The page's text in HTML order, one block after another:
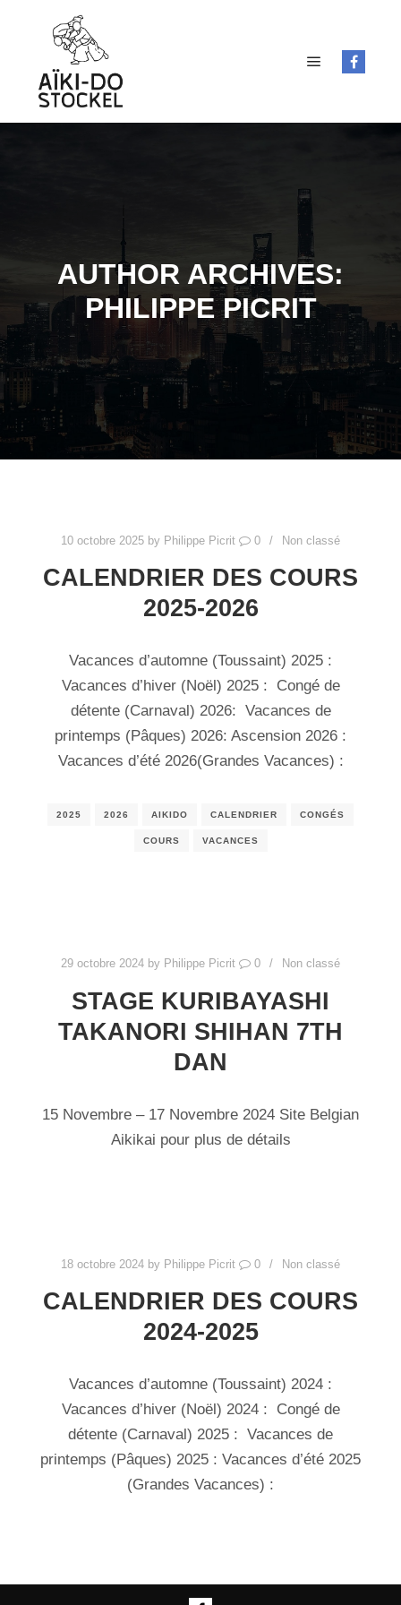
AUTHOR ARCHIVES:
PHILIPPE PICRIT
10 octobre 2025 by Philippe Picrit 0 Non classé
CALENDRIER DES COURS
2025-2026
Vacances d’automne (Toussaint) 2025 :
Vacances d’hiver (Noël) 2025 : Congé de
détente (Carnaval) 2026: Vacances de
printemps (Pâques) 2026: Ascension 2026 :
Vacances d’été 2026(Grandes Vacances) :
2025 2026 AIKIDO CALENDRIER CONGÉS
COURS VACANCES
29 octobre 2024 by Philippe Picrit 0 Non classé
STAGE KURIBAYASHI
TAKANORI SHIHAN 7TH
DAN
15 Novembre – 17 Novembre 2024 Site Belgian
Aikikai pour plus de détails
18 octobre 2024 by Philippe Picrit 0 Non classé
CALENDRIER DES COURS
2024-2025
Vacances d’automne (Toussaint) 2024 :
Vacances d’hiver (Noël) 2024 : Congé de
détente (Carnaval) 2025 : Vacances de
printemps (Pâques) 2025 : Vacances d’été 2025
(Grandes Vacances) :